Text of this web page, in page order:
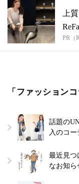
上
ReFa
PR（
「ファッション
話題の
入のコー
最近見つ
なお知ら